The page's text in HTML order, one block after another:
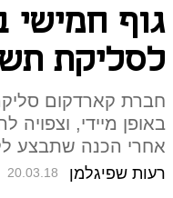
גוף חמישי
לסליקת
חברת קארדקום
באופן מיידי,
אחרי הכנה שתבצע
רעות שפיגלמן 20.03.18